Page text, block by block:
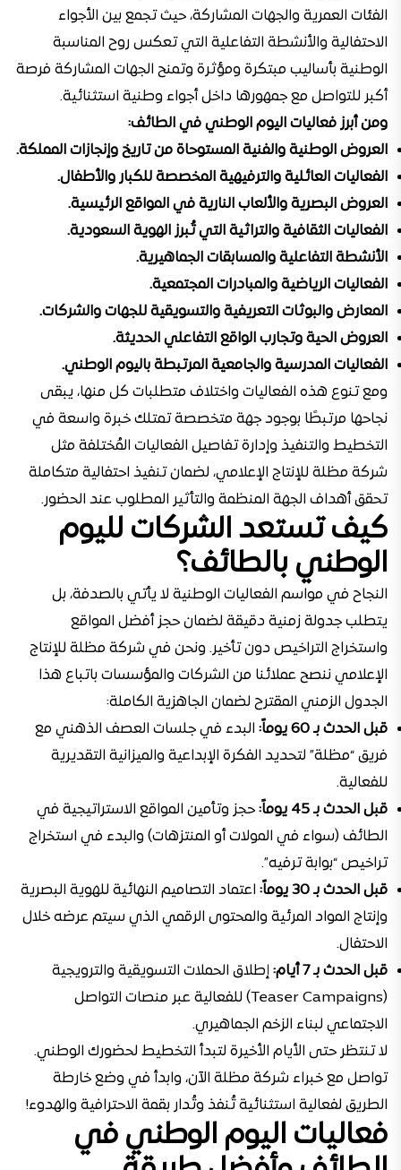
الفئات العمرية والجهات المشاركة، حيث تجمع بين الأجواء
الاحتفالية والأنشطة التفاعلية التي تعكس روح المناسبة
الوطنية بأساليب مبتكرة ومؤثرة وتمنح الجهات المشاركة فرصة
أكبر للتواصل مع جمهورها داخل أجواء وطنية استثنائية.
ومن أبرز فعاليات اليوم الوطني في الطائف:
العروض الوطنية والفنية المستوحاة من تاريخ وإنجازات المملكة.
الفعاليات العائلية والترفيهية المخصصة للكبار والأطفال.
العروض البصرية والألعاب النارية في المواقع الرئيسية.
الفعاليات الثقافية والتراثية التي تُبرز الهوية السعودية.
الأنشطة التفاعلية والمسابقات الجماهيرية.
الفعاليات الرياضية والمبادرات المجتمعية.
المعارض والبوثات التعريفية والتسويقية للجهات والشركات.
العروض الحية وتجارب الواقع التفاعلي الحديثة.
الفعاليات المدرسية والجامعية المرتبطة باليوم الوطني.
ومع تنوع هذه الفعاليات واختلاف متطلبات كل منها، يبقى
نجاحها مرتبطًا بوجود جهة متخصصة تمتلك خبرة واسعة في
التخطيط والتنفيذ وإدارة تفاصيل الفعاليات المُختلفة مثل
شركة مظلة للإنتاج الإعلامي، لضمان تنفيذ احتفالية متكاملة
تحقق أهداف الجهة المنظمة والتأثير المطلوب عند الحضور.
كيف تستعد الشركات لليوم
الوطني بالطائف؟
النجاح في مواسم الفعاليات الوطنية لا يأتي بالصدفة، بل
يتطلب جدولة زمنية دقيقة لضمان حجز أفضل المواقع
واستخراج التراخيص دون تأخير. ونحن في شركة مظلة للإنتاج
الإعلامي ننصح عملائنا من الشركات والمؤسسات باتباع هذا
الجدول الزمني المقترح لضمان الجاهزية الكاملة:
قبل الحدث بـ 60 يوماً:
البدء في جلسات العصف الذهني مع
فريق “مظلة” لتحديد الفكرة الإبداعية والميزانية التقديرية
للفعالية.
قبل الحدث بـ 45 يوماً:
حجز وتأمين المواقع الاستراتيجية في
الطائف (سواء في المولات أو المنتزهات) والبدء في استخراج
تراخيص “بوابة ترفيه”.
قبل الحدث بـ 30 يوماً:
اعتماد التصاميم النهائية للهوية البصرية
وإنتاج المواد المرئية والمحتوى الرقمي الذي سيتم عرضه خلال
الاحتفال.
قبل الحدث بـ 7 أيام:
إطلاق الحملات التسويقية والترويجية
(Teaser Campaigns) للفعالية عبر منصات التواصل
الاجتماعي لبناء الزخم الجماهيري.
لا تنتظر حتى الأيام الأخيرة لتبدأ التخطيط لحضورك الوطني.
تواصل مع خبراء شركة مظلة الآن، وابدأ في وضع خارطة
الطريق لفعالية استثنائية تُنفذ وتُدار بقمة الاحترافية والهدوء!
فعاليات اليوم الوطني في